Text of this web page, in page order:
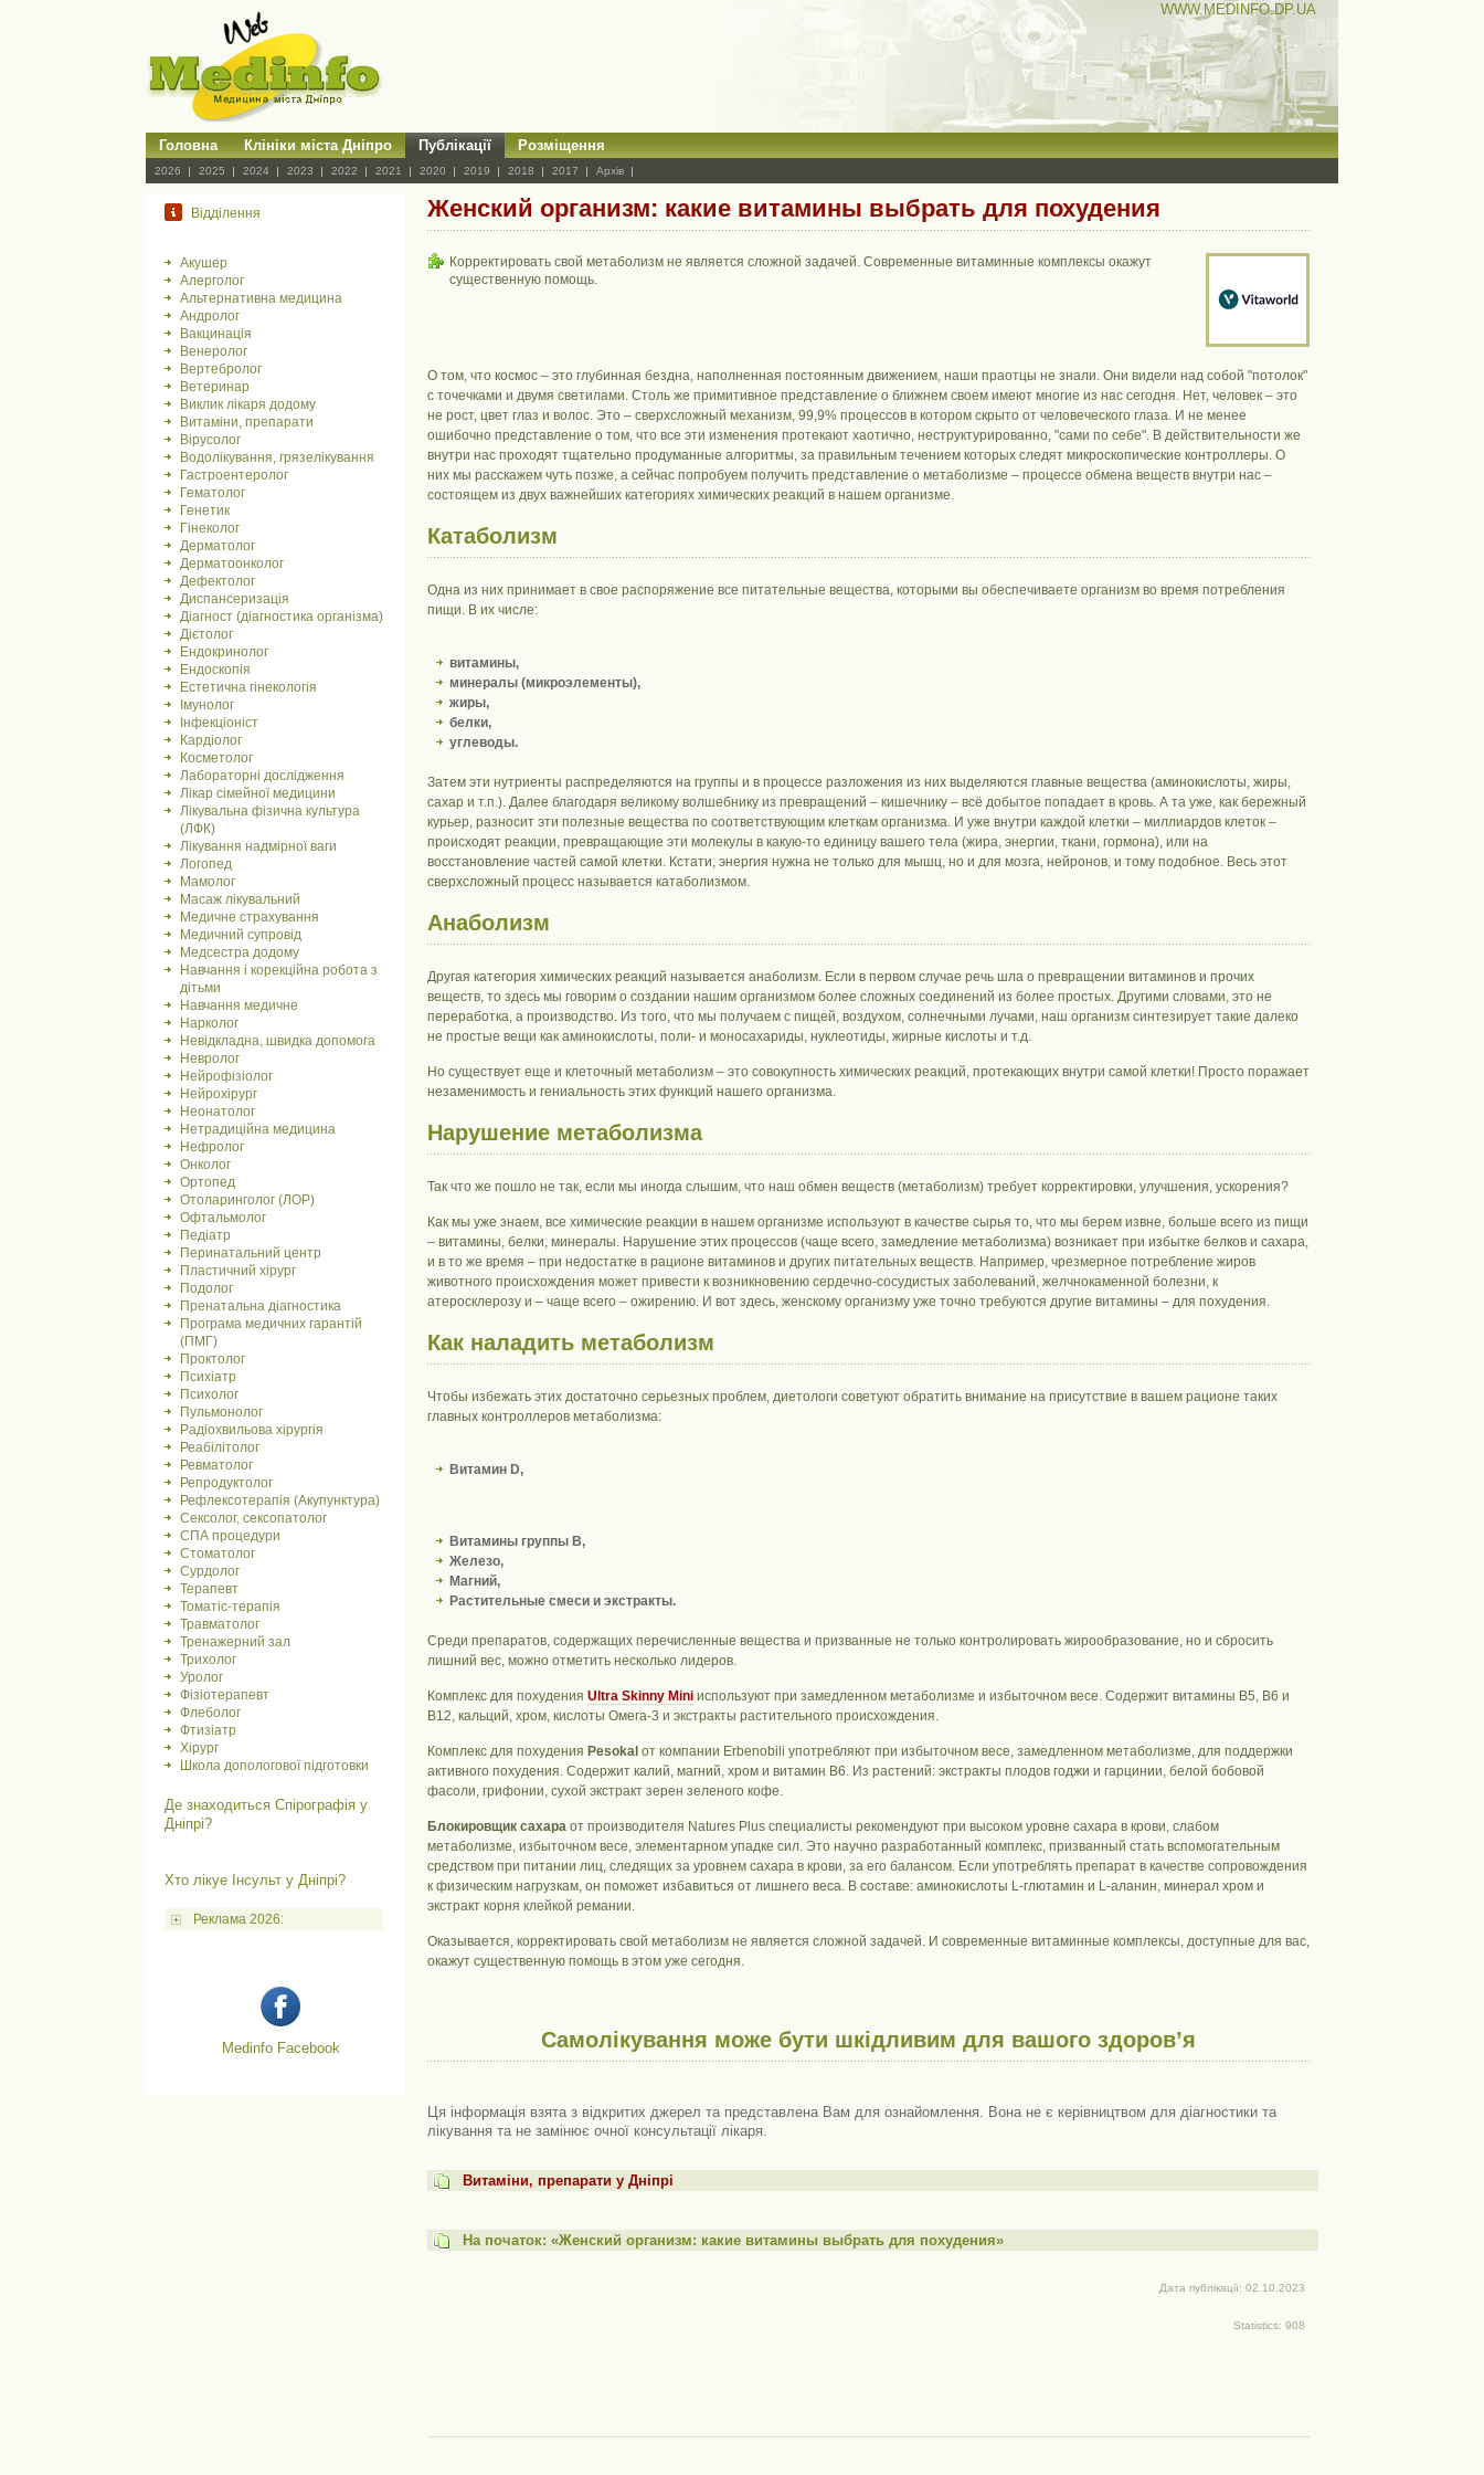
WWW.MEDINFO.DP.UA
Головна Клініки міста Дніпро Публікації Розміщення
2026 2025 2024 2023 2022 2021 2020 2019 2018 2017 Архів
Відділення
Акушер
Алерголог
Альтернативна медицина
Андролог
Вакцинація
Венеролог
Вертебролог
Ветеринар
Виклик лікаря додому
Витаміни, препарати
Вірусолог
Водолікування, грязелікування
Гастроентеролог
Гематолог
Генетик
Гінеколог
Дерматолог
Дерматоонколог
Дефектолог
Диспансеризація
Діагност (діагностика організма)
Дієтолог
Ендокринолог
Ендоскопія
Естетична гінекологія
Імунолог
Інфекціоніст
Кардіолог
Косметолог
Лабораторні дослідження
Лікар сімейної медицини
Лікувальна фізична культура
(ЛФК)
Лікування надмірної ваги
Логопед
Мамолог
Масаж лікувальний
Медичне страхування
Медичний супровід
Медсестра додому
Навчання і корекційна робота з
дітьми
Навчання медичне
Нарколог
Невідкладна, швидка допомога
Невролог
Нейрофізіолог
Нейрохірург
Неонатолог
Нетрадиційна медицина
Нефролог
Онколог
Ортопед
Отоларинголог (ЛОР)
Офтальмолог
Педіатр
Перинатальний центр
Пластичний хірург
Подолог
Пренатальна діагностика
Програма медичних гарантій
(ПМГ)
Проктолог
Психіатр
Психолог
Пульмонолог
Радіохвильова хірургія
Реабілітолог
Ревматолог
Репродуктолог
Рефлексотерапія (Акупунктура)
Сексолог, сексопатолог
СПА процедури
Стоматолог
Сурдолог
Терапевт
Томатіс-терапія
Травматолог
Тренажерний зал
Трихолог
Уролог
Фізіотерапевт
Флеболог
Фтизіатр
Хірург
Школа допологової підготовки
Де знаходиться Спірографія у
Дніпрі?
Хто лікуе Інсульт у Дніпрі?
Реклама 2026:
Medinfo Facebook
Женский организм: какие витамины выбрать для похудения
Корректировать свой метаболизм не является сложной задачей. Современные витаминные комплексы окажут
существенную помощь.
О том, что космос – это глубинная бездна, наполненная постоянным движением, наши праотцы не знали. Они видели над собой "потолок"
с точечками и двумя светилами. Столь же примитивное представление о ближнем своем имеют многие из нас сегодня. Нет, человек – это
не рост, цвет глаз и волос. Это – сверхсложный механизм, 99,9% процессов в котором скрыто от человеческого глаза. И не менее
ошибочно представление о том, что все эти изменения протекают хаотично, неструктурированно, "сами по себе". В действительности же
внутри нас проходят тщательно продуманные алгоритмы, за правильным течением которых следят микроскопические контроллеры. О
них мы расскажем чуть позже, а сейчас попробуем получить представление о метаболизме – процессе обмена веществ внутри нас –
состоящем из двух важнейших категориях химических реакций в нашем организме.
Катаболизм
Одна из них принимает в свое распоряжение все питательные вещества, которыми вы обеспечиваете организм во время потребления
пищи. В их числе:
витамины,
минералы (микроэлементы),
жиры,
белки,
углеводы.
Затем эти нутриенты распределяются на группы и в процессе разложения из них выделяются главные вещества (аминокислоты, жиры,
сахар и т.п.). Далее благодаря великому волшебнику из превращений – кишечнику – всё добытое попадает в кровь. А та уже, как бережный
курьер, разносит эти полезные вещества по соответствующим клеткам организма. И уже внутри каждой клетки – миллиардов клеток –
происходят реакции, превращающие эти молекулы в какую-то единицу вашего тела (жира, энергии, ткани, гормона), или на
восстановление частей самой клетки. Кстати, энергия нужна не только для мышц, но и для мозга, нейронов, и тому подобное. Весь этот
сверхсложный процесс называется катаболизмом.
Анаболизм
Другая категория химических реакций называется анаболизм. Если в первом случае речь шла о превращении витаминов и прочих
веществ, то здесь мы говорим о создании нашим организмом более сложных соединений из более простых. Другими словами, это не
переработка, а производство. Из того, что мы получаем с пищей, воздухом, солнечными лучами, наш организм синтезирует такие далеко
не простые вещи как аминокислоты, поли- и моносахариды, нуклеотиды, жирные кислоты и т.д.
Но существует еще и клеточный метаболизм – это совокупность химических реакций, протекающих внутри самой клетки! Просто поражает
незаменимость и гениальность этих функций нашего организма.
Нарушение метаболизма
Так что же пошло не так, если мы иногда слышим, что наш обмен веществ (метаболизм) требует корректировки, улучшения, ускорения?
Как мы уже знаем, все химические реакции в нашем организме используют в качестве сырья то, что мы берем извне, больше всего из пищи
– витамины, белки, минералы. Нарушение этих процессов (чаще всего, замедление метаболизма) возникает при избытке белков и сахара,
и в то же время – при недостатке в рационе витаминов и других питательных веществ. Например, чрезмерное потребление жиров
животного происхождения может привести к возникновению сердечно-сосудистых заболеваний, желчнокаменной болезни, к
атеросклерозу и – чаще всего – ожирению. И вот здесь, женскому организму уже точно требуются другие витамины – для похудения.
Как наладить метаболизм
Чтобы избежать этих достаточно серьезных проблем, диетологи советуют обратить внимание на присутствие в вашем рационе таких
главных контроллеров метаболизма:
Витамин D,
Витамины группы В,
Железо,
Магний,
Растительные смеси и экстракты.
Среди препаратов, содержащих перечисленные вещества и призванные не только контролировать жирообразование, но и сбросить
лишний вес, можно отметить несколько лидеров.
Комплекс для похудения Ultra Skinny Mini используют при замедленном метаболизме и избыточном весе. Содержит витамины B5, B6 и
B12, кальций, хром, кислоты Омега-3 и экстракты растительного происхождения.
Комплекс для похудения Pesokal от компании Erbenobili употребляют при избыточном весе, замедленном метаболизме, для поддержки
активного похудения. Содержит калий, магний, хром и витамин B6. Из растений: экстракты плодов годжи и гарцинии, белой бобовой
фасоли, грифонии, сухой экстракт зерен зеленого кофе.
Блокировщик сахара от производителя Natures Plus специалисты рекомендуют при высоком уровне сахара в крови, слабом
метаболизме, избыточном весе, элементарном упадке сил. Это научно разработанный комплекс, призванный стать вспомогательным
средством при питании лиц, следящих за уровнем сахара в крови, за его балансом. Если употреблять препарат в качестве сопровождения
к физическим нагрузкам, он поможет избавиться от лишнего веса. В составе: аминокислоты L-глютамин и L-аланин, минерал хром и
экстракт корня клейкой ремании.
Оказывается, корректировать свой метаболизм не является сложной задачей. И современные витаминные комплексы, доступные для вас,
окажут существенную помощь в этом уже сегодня.
Самолікування може бути шкідливим для вашого здоров’я
Ця інформація взята з відкритих джерел та представлена ​​Вам для ознайомлення. Вона не є керівництвом для діагностики та
лікування та не замінює очної консультації лікаря.
Витаміни, препарати у Дніпрі
На початок: «Женский организм: какие витамины выбрать для похудения»
Дата публікації: 02.10.2023
Statistics: 908